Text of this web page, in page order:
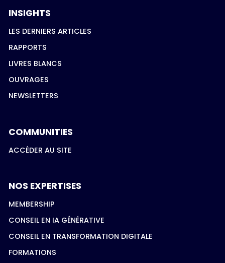
INSIGHTS
LES DERNIERS ARTICLES
RAPPORTS
LIVRES BLANCS
OUVRAGES
NEWSLETTERS
COMMUNITIES
ACCÉDER AU SITE
NOS EXPERTISES
MEMBERSHIP
CONSEIL EN IA GÉNÉRATIVE
CONSEIL EN TRANSFORMATION DIGITALE
FORMATIONS